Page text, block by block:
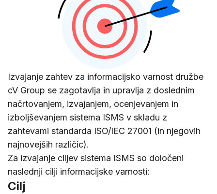
Izvajanje zahtev za informacijsko varnost družbe
cV Group se zagotavlja in upravlja z doslednim
načrtovanjem, izvajanjem, ocenjevanjem in
izboljševanjem sistema ISMS v skladu z
zahtevami standarda ISO/IEC 27001 (in njegovih
najnovejših različic).
Za izvajanje ciljev sistema ISMS so določeni
naslednji cilji informacijske varnosti:
Cilj